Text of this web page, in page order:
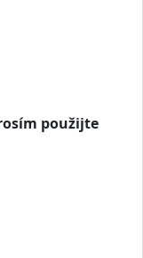
použijte